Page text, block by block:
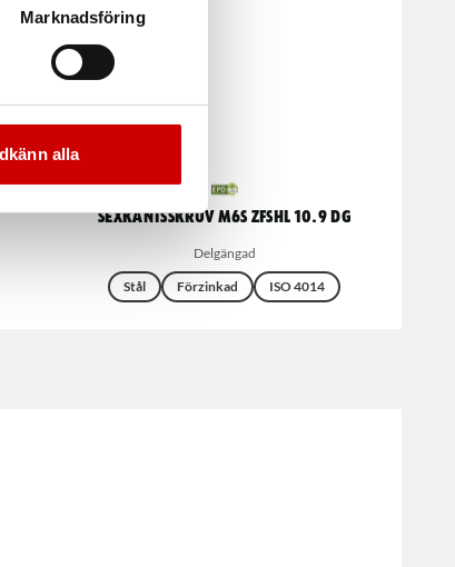
Marknadsföring
alla
Sexkantsskruv M6S ZFSHL 10.9 DG
Delgängad
Stål
Förzinkad ISO 4014